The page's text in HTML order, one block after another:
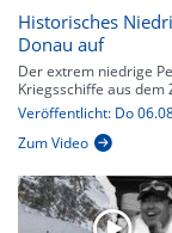
Historisches
Donau auf
Der extrem niedrige
Kriegsschiffe aus dem
Veröffentlicht: Do
Zum Video